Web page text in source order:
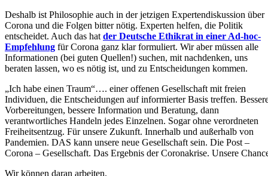
Deshalb ist Philosophie auch in der jetzigen Expertendiskussion über
Corona und die Folgen bitter nötig. Experten helfen, die Politik
entscheidet. Auch das hat der Deutsche Ethikrat in einer Ad-hoc-
Empfehlung für Corona ganz klar formuliert. Wir aber müssen alle
Informationen (bei guten Quellen!) suchen, mit nachdenken, uns
beraten lassen, wo es nötig ist, und zu Entscheidungen kommen.
„Ich habe einen Traum“…. einer offenen Gesellschaft mit freien
Individuen, die Entscheidungen auf informierter Basis treffen.
Vorbereitungen, bessere Information und Beratung, dann
verantwortliches Handeln jedes Einzelnen. Sogar ohne verordneten
Freiheitsentzug. Für unsere Zukunft. Innerhalb und außerhalb von
Pandemien. DAS kann unsere neue Gesellschaft sein. Die Post –
Corona – Gesellschaft. Das Ergebnis der Coronakrise. Unsere
Wir können daran arbeiten.